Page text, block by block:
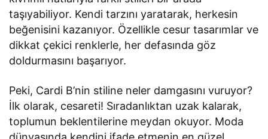
taşıyabiliyor. Kendi tarzını yaratarak, herkesin
beğenisini kazanıyor. Özellikle cesur tasarımlar ve
dikkat çekici renklerle, her defasında göz
doldurmasını başarıyor.
Peki, Cardi B’nin stiline neler damgasını vuruyor?
İlk olarak, cesareti! Sıradanlıktan uzak kalarak,
toplumun beklentilerine meydan okuyor. Moda